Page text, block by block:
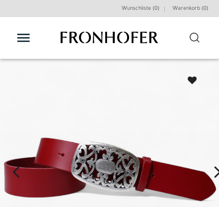
Wunschliste (0) Warenkorb (0)